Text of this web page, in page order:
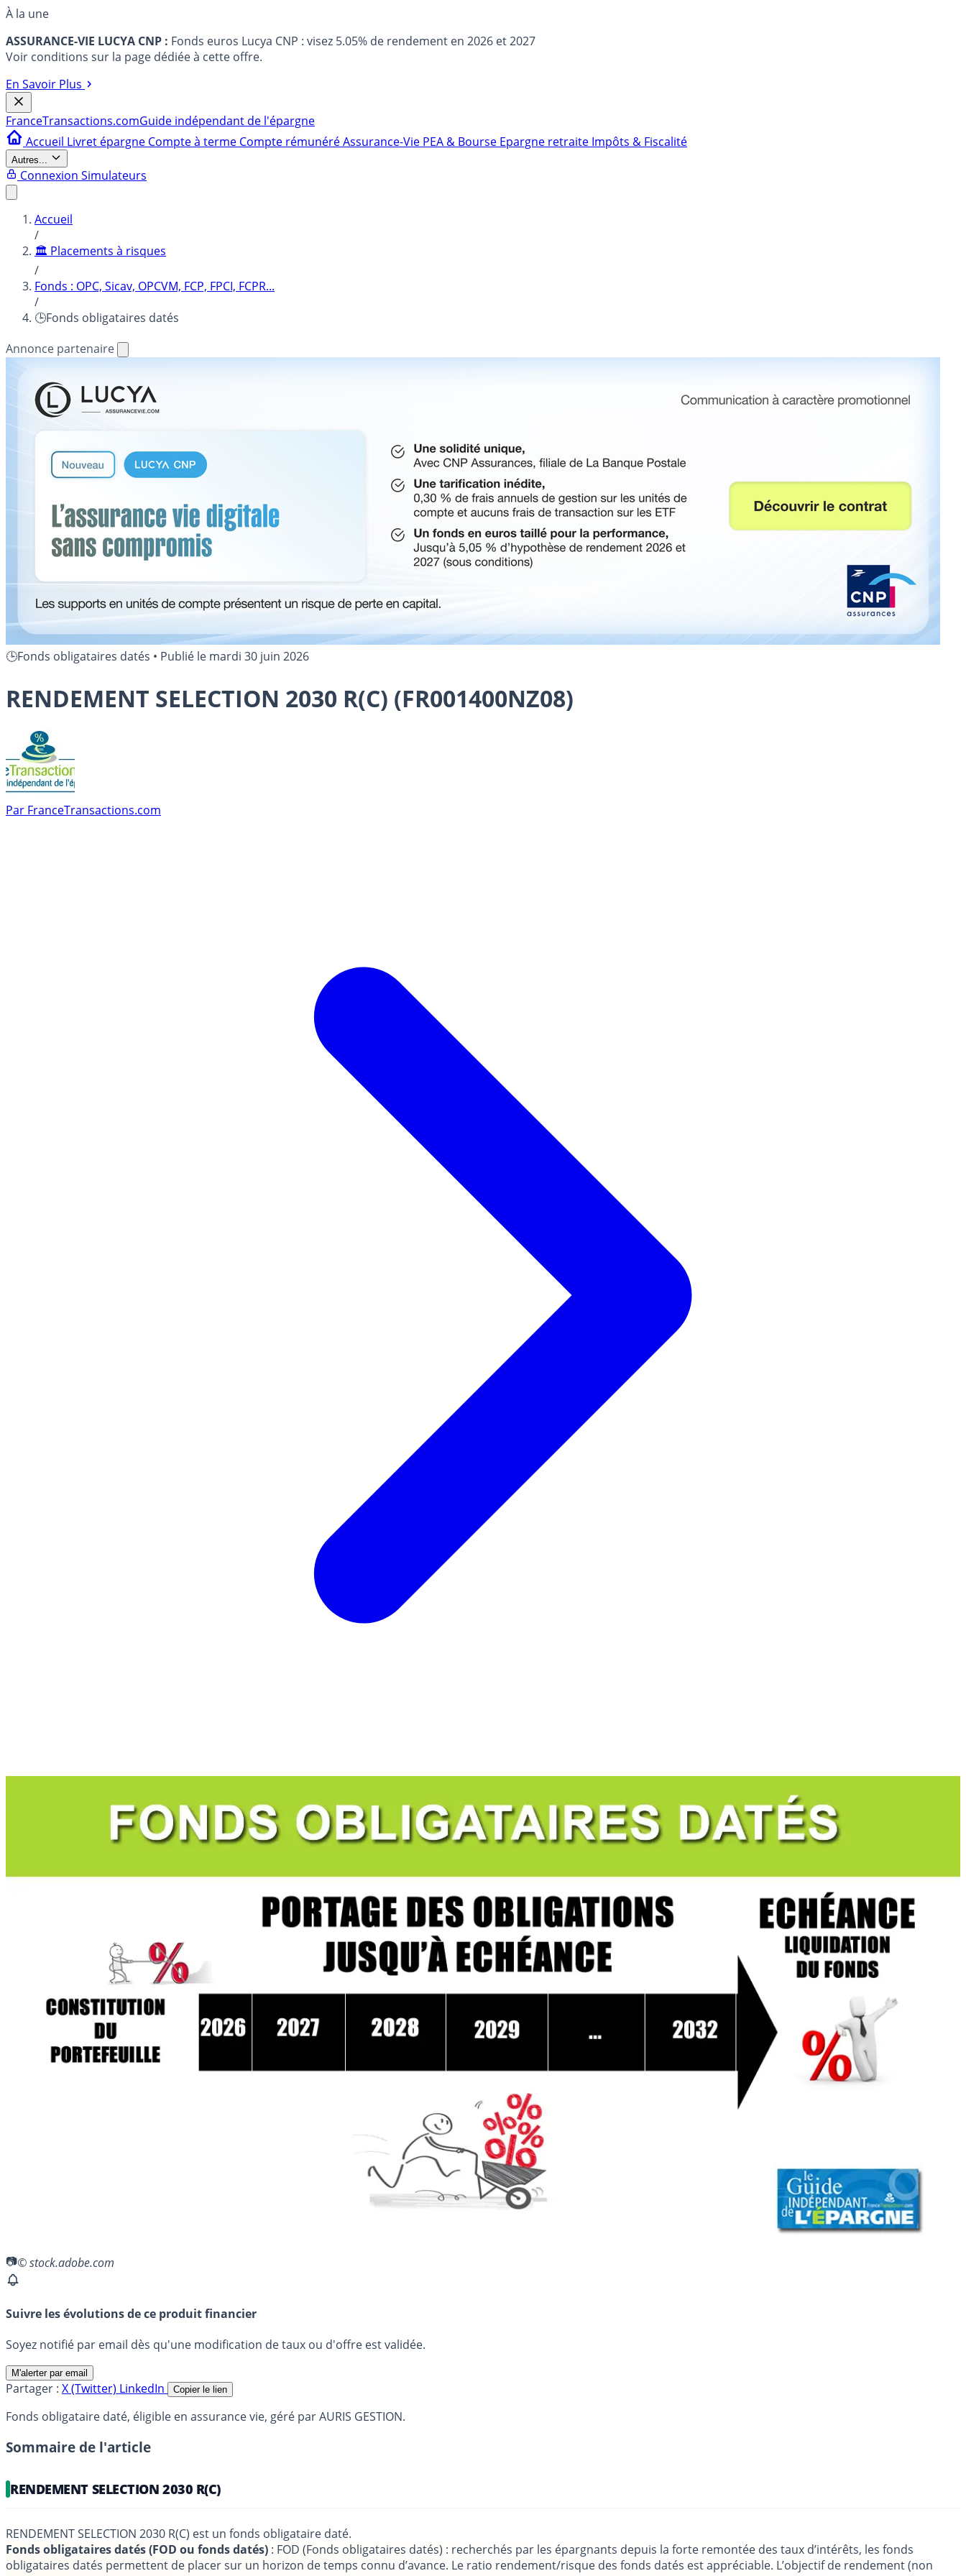
À la une
ASSURANCE-VIE LUCYA CNP : Fonds euros Lucya CNP : visez 5.05% de rendement en 2026 et 2027
Voir conditions sur la page dédiée à cette offre.
En Savoir Plus
FranceTransactions.comGuide indépendant de l'épargne
Accueil Livret épargne Compte à terme Compte rémunéréAssurance-Vie PEA & Bourse Epargne retraite Impôts & Fiscalité
Autres...
Connexion Simulateurs
Accueil
/
🏛️ Placements à risques
/
Fonds : OPC, Sicav, OPCVM, FCP, FPCI, FCPR...
/
🕒Fonds obligataires datés
Annonce partenaire
🕒Fonds obligataires datés • Publié le mardi 30 juin 2026
RENDEMENT SELECTION 2030 R(C) (FR001400NZ08)
Par FranceTransactions.com
© stock.adobe.com
Suivre les évolutions de ce produit financier
Soyez notifié par email dès qu'une modification de taux ou d'offre est validée.
M'alerter par email
Partager : X (Twitter) LinkedIn Copier le lien
Fonds obligataire daté, éligible en assurance vie, géré par AURIS GESTION.
Sommaire de l'article
RENDEMENT SELECTION 2030 R(C)
RENDEMENT SELECTION 2030 R(C) est un fonds obligataire daté.
Fonds obligataires datés (FOD ou fonds datés) : FOD (Fonds obligataires datés) : recherchés par les épargnants depuis la forte remontée des taux d’intérêts, les fonds
obligataires datés permettent de placer sur un horizon de temps connu d’avance. Le ratio rendement/risque des fonds datés est appréciable. L’objectif de rendement (non